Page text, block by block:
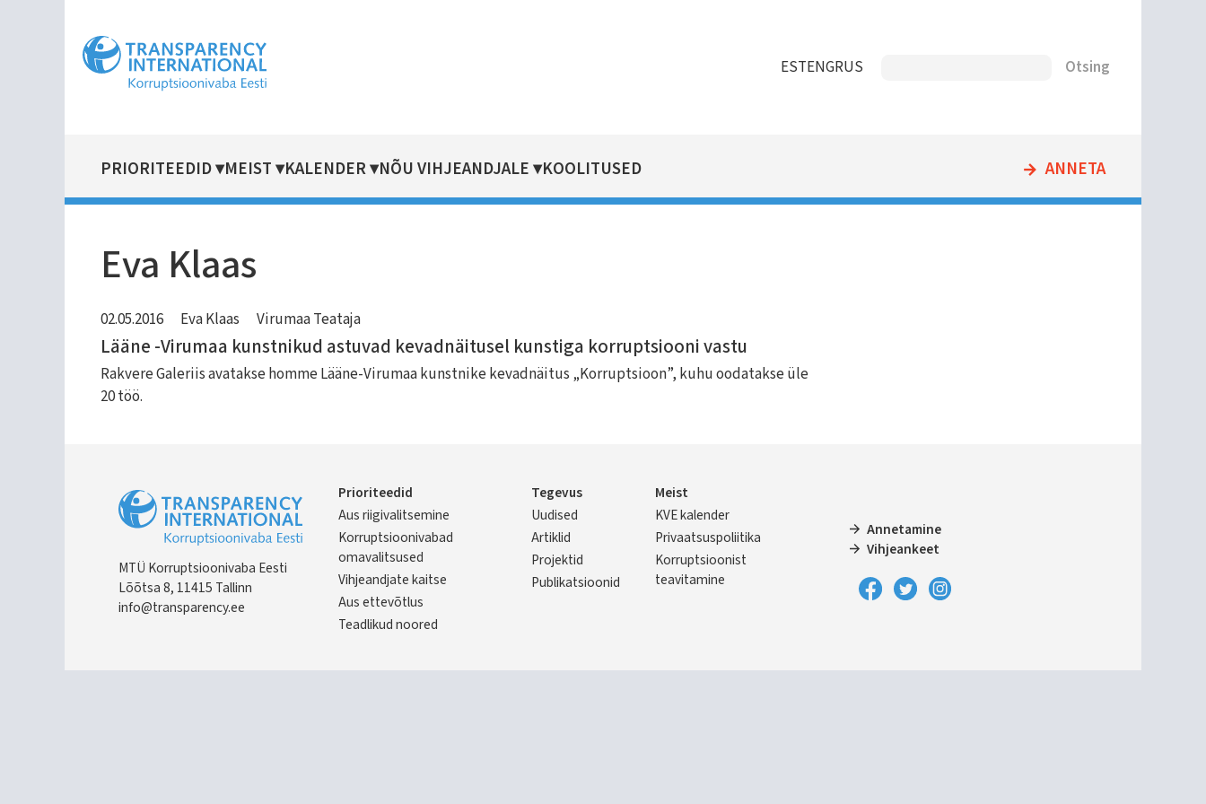
ESTENGRUS
MAIN
PRIORITEEDID MEIST KALENDER NÕU VIHJEANDJALE KOOLITUSED ANNETA
Eva Klaas
02.05.2016 Eva Klaas Virumaa Teataja
Lääne -Virumaa kunstnikud astuvad kevadnäitusel kunstiga korruptsiooni vastu
Rakvere Galeriis avatakse homme Lääne-Virumaa kunstnike kevadnäitus „Korruptsioon”, kuhu oodatakse üle
20 töö.
MTÜ Korruptsioonivaba Eesti
Lõõtsa 8, 11415 Tallinn
info@transparency.ee
Footer
Prioriteedid
Aus riigivalitsemine
Korruptsioonivabad
omavalitsused
Vihjeandjate kaitse
Aus ettevõtlus
Teadlikud noored
Tegevus
Uudised
Artiklid
Projektid
Publikatsioonid
Meist
KVE kalender
Privaatsuspoliitika
Korruptsioonist
teavitamine
Annetamine
Vihjeankeet